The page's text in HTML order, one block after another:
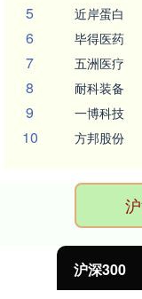
5 近岸蛋白
6 毕得医药
7 五洲医疗
8 耐科装备
9 一博科技
10 方邦股份
沪深300